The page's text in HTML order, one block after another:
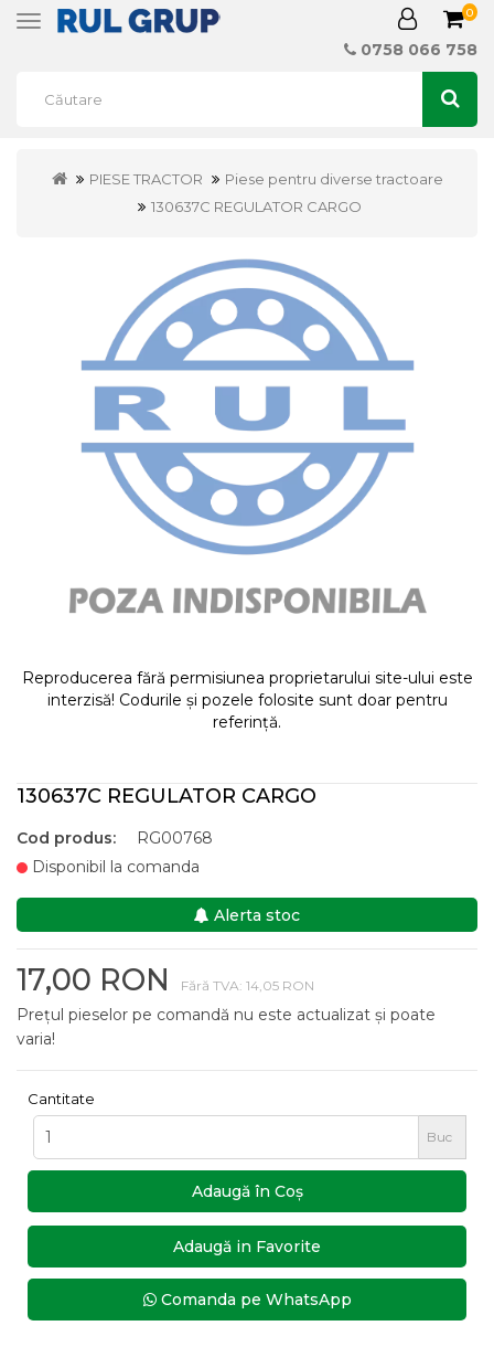
Toggle
0
0758 066 758
PIESE TRACTOR
Piese pentru diverse tractoare
130637C REGULATOR CARGO
Reproducerea fără permisiunea proprietarului site-ului este
interzisă! Codurile și pozele folosite sunt doar pentru
referință.
130637C REGULATOR CARGO
Cod produs:
RG00768
Disponibil la comanda
Alerta stoc
17,00 RON Fără TVA: 14,05 RON
Prețul pieselor pe comandă nu este actualizat și poate
varia!
Cantitate
Buc
Adaugă în Coş
Adaugă in Favorite
Comanda pe WhatsApp